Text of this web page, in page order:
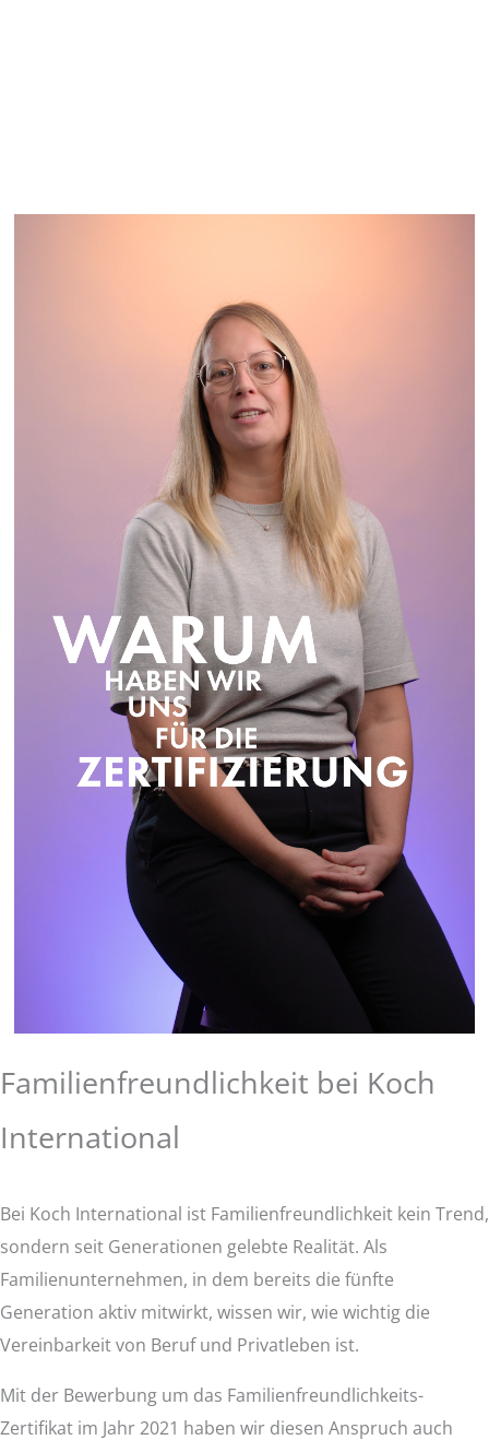
Familienfreundlichkeit bei Koch
International
Bei Koch International ist Familienfreundlichkeit kein Trend,
sondern seit Generationen gelebte Realität. Als
Familienunternehmen, in dem bereits die fünfte
Generation aktiv mitwirkt, wissen wir, wie wichtig die
Vereinbarkeit von Beruf und Privatleben ist.
Mit der Bewerbung um das Familienfreundlichkeits-
Zertifikat im Jahr 2021 haben wir diesen Anspruch auch